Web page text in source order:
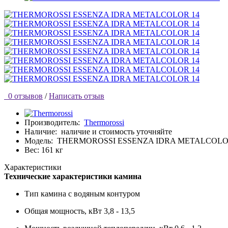
0 отзывов / Написать отзыв
Производитель: Thermorossi
Наличие: наличие и стоимость уточняйте
Модель: THERMOROSSI ESSENZA IDRA
Вес: 161 кг
Характеристики
Технические характеристики камина
Тип камина с водяным контуром
Общая мощность, кВт 3,8 - 13,5